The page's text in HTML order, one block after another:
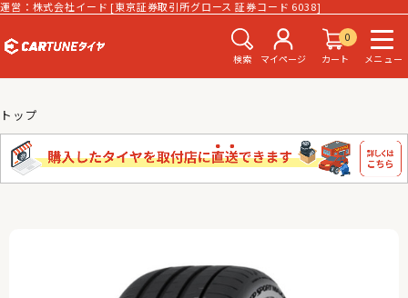
運営：株式会社イード [東京証券取引所グロース 証券コード 6038]
検索 マイページ
0
カート
メニュー
トップ